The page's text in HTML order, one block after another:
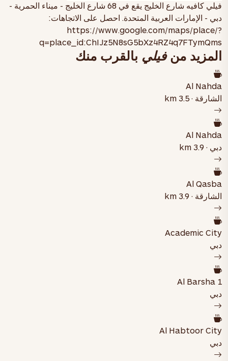
فيلي كافيه شارع الخليج يقع في
68 شارع الخليج - ميناء الحمرية -
دبي - الإمارات العربية المتحدة. احصل على الاتجاهات:
https://www.google.com/maps/place/?
q=place_id:ChIJz5N8sG5bXz4RZ4q7FTymQms
المزيد منفيلي بالقرب منك
Al Nahda
الشارقة · 3.5 km
Al Nahda
دبي · 3.9 km
Al Qasba
الشارقة · 3.9 km
Academic City
دبي
Al Barsha 1
دبي
Al Habtoor City
دبي